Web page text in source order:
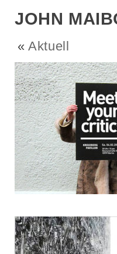
JOHN
«Aktuell